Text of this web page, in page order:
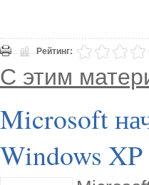
Рейтинг:
С этим
Microsoft
Windows XP